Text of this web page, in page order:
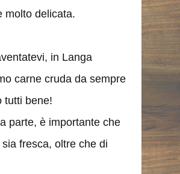
molto delicata.
in Langa
carne cruda da sempre
tutti bene!
parte, è importante che
fresca, oltre che di